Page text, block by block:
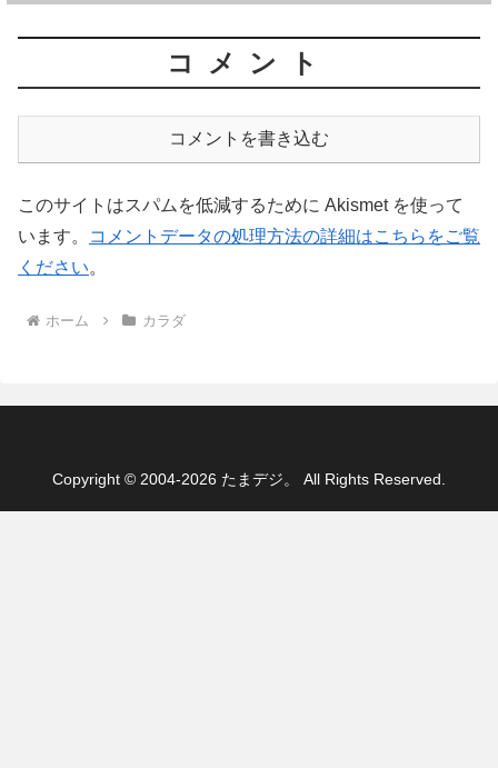
コメント
コメントを書き込む
このサイトはスパムを低減するために Akismet を使って
います。
コメントデータの処理方法の詳細はこちらをご覧
ください。
ホーム カラダ
Copyright © 2004-2026 たまデジ。 All Rights Reserved.